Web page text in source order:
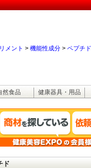
メント > 機能性成分 > ペプチド
然食品 健康器具・用品
ド